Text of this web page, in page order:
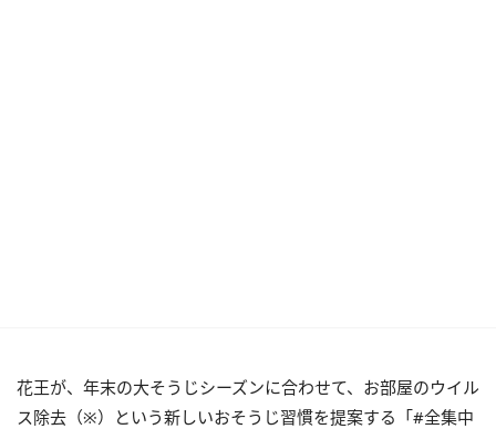
花王が、年末の大そうじシーズンに合わせて、お部屋のウイル
ス除去（※）という新しいおそうじ習慣を提案する「#全集中